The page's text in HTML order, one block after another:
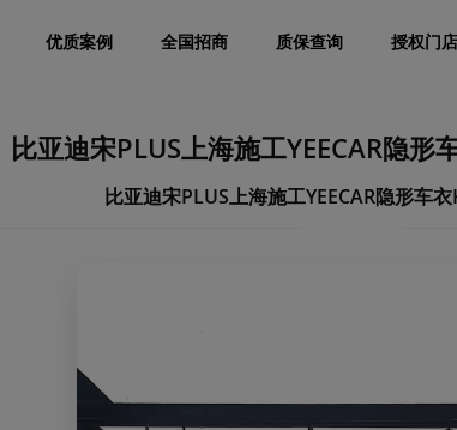
优质案例 全国招商 质保查询 授权门店
比亚迪宋PLUS上海施工YEECAR隐形
比亚迪宋PLUS上海施工YEECAR隐形车